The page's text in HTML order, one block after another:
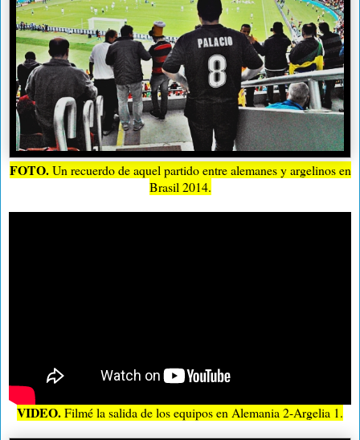
FOTO.Un recuerdo de aquel partido entre alemanes y argelinos en
Brasil 2014.
VIDEO.Filmé la salida de los equipos en Alemania 2-Argelia 1.